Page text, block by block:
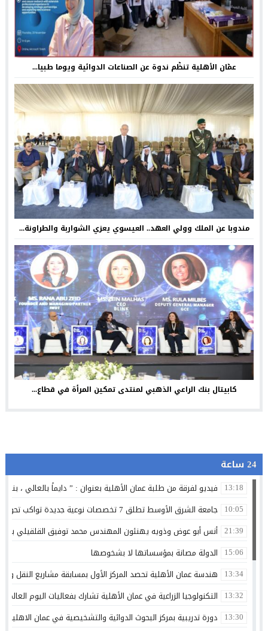
عمّان الأهلية تنظّم ندوة عن الصناعات الدوائية ويوما طبيا...
مندوبا عن الملك وولي العهد.. العيسوي يعزي الشواربة والطراونة...
كابيتال بنك الراعي الذهبي لمنتدى تمكين المرأة في قطاع...
24 ساعة
13:18 فيديو لفرقة من طلبة عمان الأهلية بعنوان : ” دايماً بالعالي ،
10:05 جامعة الشرق الأوسط تطلق 7 تخصصات نوعية جديدة تواكب تحولات سوق العمل وتستشرف وظائف المستقبل
21:39 أنس أبو عوض وذويه يهنئون المهندس محمد توفيق القلقيلي
15:06 الدولة مصانة بمؤسساتها لا بشخوصها
13:34 هندسة عمان الأهلية تحصد المركز الأول بمسابقة مشاريع النقل
13:32 التكنولوجيا الزراعية في عمان الأهلية تشارك بفعاليات اليوم العالمي
13:30 دورة تدريبية بمركز البحوث الدوائية والتشخيصية في عمان